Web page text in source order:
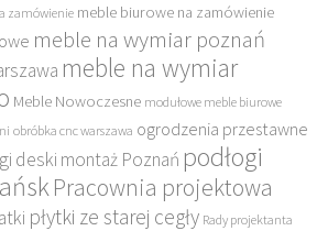
zamówienie meble biurowe na zamówienie
meble na wymiar poznań
meble na wymiar
Meble Nowoczesne modułowe meble biurowe
obróbka cnc warszawa ogrodzenia przestawne
deski montaż Poznań podłogi
Pracownia projektowa
płytki ze starej cegły Rady projektanta